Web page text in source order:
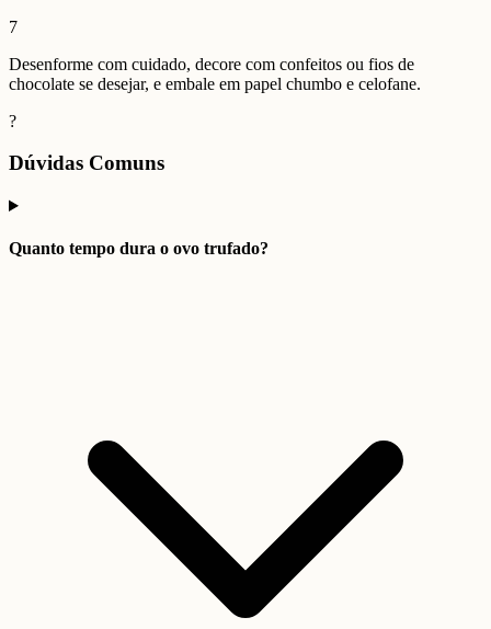
7
Desenforme com cuidado, decore com confeitos ou fios de
chocolate se desejar, e embale em papel chumbo e celofane.
?
Dúvidas Comuns
Quanto tempo dura o ovo trufado?